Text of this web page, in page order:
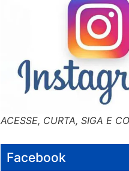
ACESSE, CURTA, SIGA E
Facebook